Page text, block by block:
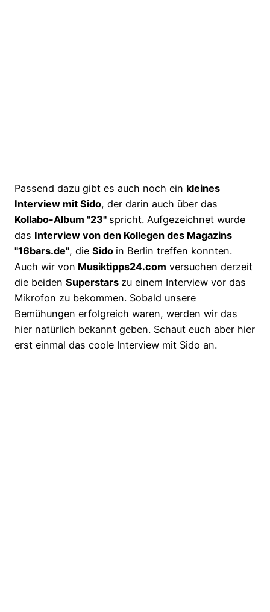
Passend dazu gibt es auch noch ein kleines
Interview mit Sido, der darin auch über das
Kollabo-Album "23" spricht. Aufgezeichnet wurde
das Interview von den Kollegen des Magazins
"16bars.de", die Sido in Berlin treffen konnten.
Auch wir von Musiktipps24.com versuchen derzeit
die beiden Superstars zu einem Interview vor das
Mikrofon zu bekommen. Sobald unsere
Bemühungen erfolgreich waren, werden wir das
hier natürlich bekannt geben. Schaut euch aber hier
erst einmal das coole Interview mit Sido an.